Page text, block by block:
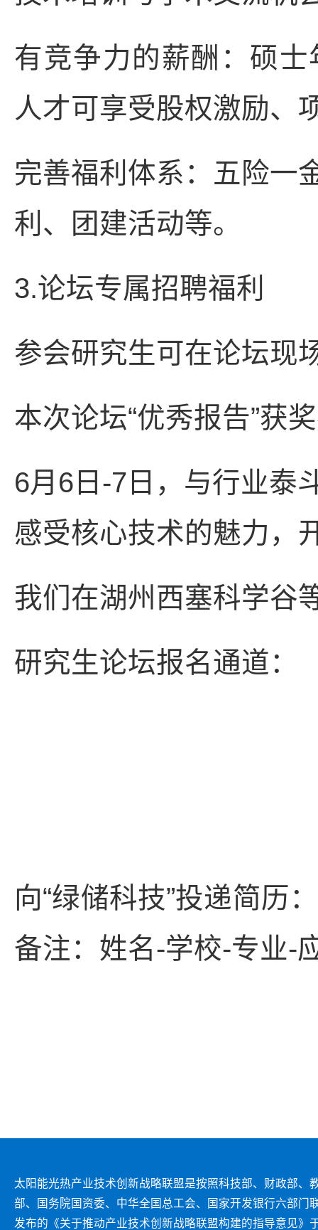
有竞争力的薪酬：硕
人才可享受股权激励、
完善福利体系：五险一
利、团建活动等。
3.论坛专属招聘福利
参会研究生可在论坛现
本次论坛“优秀报告”获
6月6日-7日，与行业泰
感受核心技术的魅力，
我们在湖州西塞科学谷
研究生论坛报名通道：
向“绿储科技”投递简历
备注：姓名-学校-专业-
太阳能光热产业技术创新战略联盟是按照科技部、财政部、
部、国务院国资委、中华全国总工会、国家开发银行六部门
发布的《关于推动产业技术创新战略联盟构建的指导意见》